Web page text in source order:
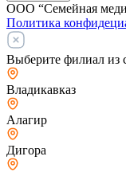
ООО “Семейная
Политика
Выберите филиал из
Владикавказ
Алагир
Дигора